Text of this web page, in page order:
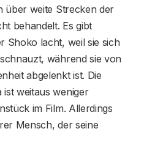
über weite Strecken der
behandelt. Es gibt
Shoko lacht, weil sie sich
während sie von
abgelenkt ist. Die
weitaus weniger
im Film. Allerdings
Mensch, der seine